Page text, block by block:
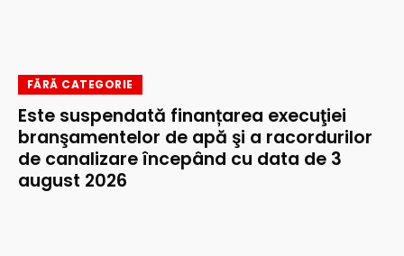
FĂRĂ CATEGORIE
Este suspendată finanțarea execuţiei
branşamentelor de apă şi a racordurilor
de canalizare începând cu data de 3
august 2026